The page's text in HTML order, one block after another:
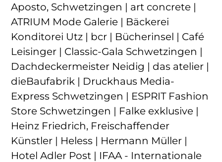
Aposto, Schwetzingen | art concrete |
ATRIUM Mode Galerie | Bäckerei
Konditorei Utz | bcr | Bücherinsel | Café
Leisinger | Classic-Gala Schwetzingen |
Dachdeckermeister Neidig | das atelier |
dieBaufabrik | Druckhaus Media-
Express Schwetzingen | ESPRIT Fashion
Store Schwetzingen | Falke exklusive |
Heinz Friedrich, Freischaffender
Künstler | Heless | Hermann Müller |
Hotel Adler Post | IFAA - Internationale